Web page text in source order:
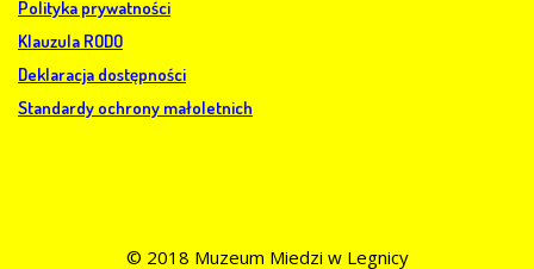
Polityka prywatności
Klauzula RODO
Deklaracja dostępności
Standardy ochrony małoletnich
© 2018 Muzeum Miedzi w Legnicy